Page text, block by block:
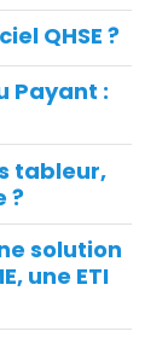
QHSE ?
Payant :
tableur,
?
solution
une ETI